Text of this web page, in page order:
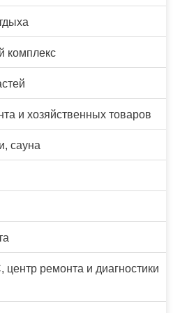
комплекс
и хозяйственных товаров
сауна
ремонта и диагностики